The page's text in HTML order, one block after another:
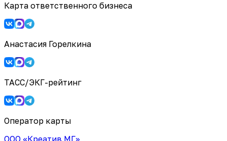
Карта ответственного бизнеса
Анастасия Горелкина
ТАСС/ЭКГ-рейтинг
Оператор карты